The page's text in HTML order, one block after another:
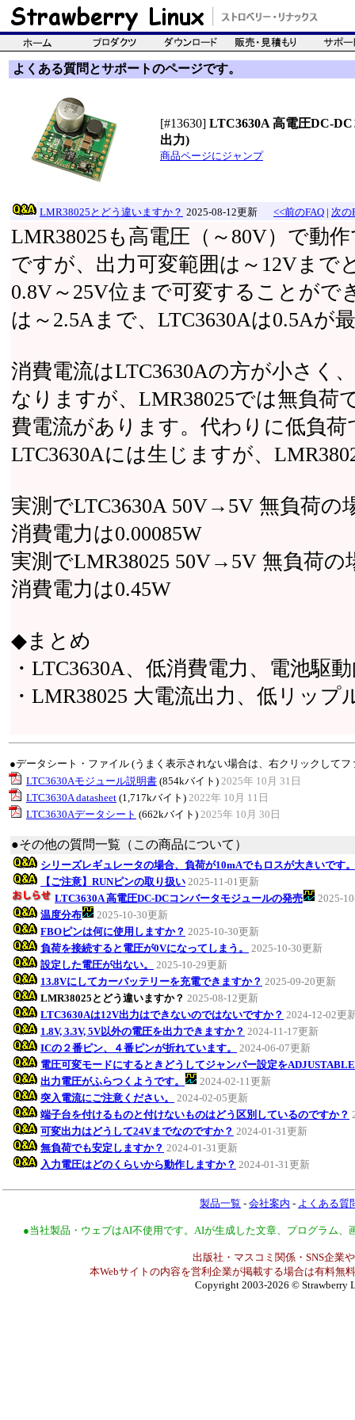
よくある質問とサポートのページです。
[#13630] LTC3630A 高電圧DC-
出力)
商品ページにジャンプ
LMR38025とどう違いますか？ 2025-08-12更新 <<前のFAQ | 次の
LMR38025も高電圧（～80V）で動
ですが、出力可変範囲は～12Vまで
0.8V～25V位まで可変することがで
は～2.5Aまで、LTC3630Aは0.5Aが
消費電流はLTC3630Aの方が小さく
なりますが、LMR38025では無負荷
費電流があります。代わりに低負
LTC3630Aには生じますが、
実測でLTC3630A 50V→5V 無負荷の
消費電力は0.00085W
実測でLMR38025 50V→5V 無負荷の
消費電力は0.45W
◆まとめ
・LTC3630A、低消費電力、電池駆
・LMR38025 大電流出力、低リップ
●データシート・ファイル (うまく表示されない場合は、右クリックして
LTC3630Aモジュール説明書 (854kバイト) 2025年 10月 31日
LTC3630A datasheet (1,717kバイト) 2022年 10月 11日
LTC3630Aデータシート (662kバイト) 2025年 10月 30日
●その他の質問一覧（この商品について）
シリーズレギュレータの場合、負荷が10mAでもロスが大きいです。
【ご注意】RUNピンの取り扱い 2025-11-01更新
LTC3630A 高電圧DC-DCコンバータモジュールの発売
2025-
温度分布
2025-10-30更新
FBOピンは何に使用しますか？ 2025-10-30更新
負荷を接続すると電圧が0Vになってしまう。
2025-10-30更新
設定した電圧が出ない。
2025-10-29更新
13.8Vにしてカーバッテリーを充電できますか？ 2025-09-20更新
LMR38025とどう違いますか？ 2025-08-12更新
LTC3630Aは12V出力はできないのではないですか？ 2024-12-02更
1.8V, 3.3V, 5V以外の電圧を出力できますか？ 2024-11-17更新
ICの２番ピン、４番ピンが折れています。
2024-06-07更新
電圧可変モードにするときどうしてジャンパー設定を
出力電圧がふらつくようです。
2024-02-11更新
突入電流にご注意ください。
2024-02-05更新
端子台を付けるものと付けないものはどう区別しているのですか？
可変出力はどうして24Vまでなのですか？ 2024-01-31更新
無負荷でも安定しますか？ 2024-01-31更新
入力電圧はどのくらいから動作しますか？ 2024-01-31更新
製品一覧 - 会社案内 - よくある質
●当社製品・ウェブはAI不使用です。AIが生成した文章、プログラム
出版社・マスコミ関係・SNS企業
本Webサイトの内容を営利企業が掲載する場合は有料無
Copyright 2003-2026 © Strawberry